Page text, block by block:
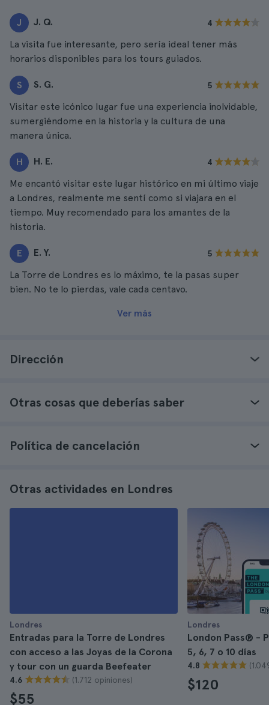
J J. Q. 4
La visita fue interesante, pero sería ideal tener más
horarios disponibles para los tours guiados.
S S. G. 5
Visitar este icónico lugar fue una experiencia inolvidable,
sumergiéndome en la historia y la cultura de una
manera única.
H H. E. 4
Me encantó visitar este lugar histórico en mi último viaje
a Londres, realmente me sentí como si viajara en el
tiempo. Muy recomendado para los amantes de la
historia.
E E. Y. 5
La Torre de Londres es lo máximo, te la pasas super
bien. No te lo pierdas, vale cada centavo.
Ver más
Dirección
Otras cosas que deberías saber
Política de cancelación
Otras actividades en Londres
Londres
Entradas para la Torre de Londres
con acceso a las Joyas de la Corona
y tour con un guarda Beefeater
4.6 (1.712 opiniones)
$55
Londres
London Pass® -
5, 6, 7 o 10 días
4.8
$120